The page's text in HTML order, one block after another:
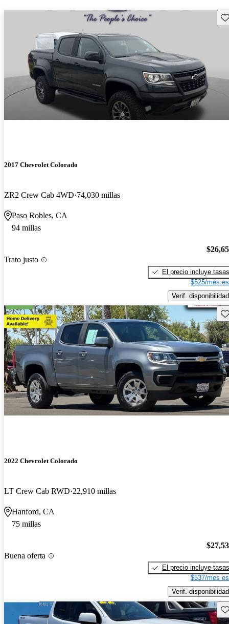
2017 Chevrolet Colorado
ZR2 Crew Cab 4WD 74,030 millas
Paso Robles, CA
94 millas
Trato justo
El precio incluye tasas
$525/mes
Verif. disponibilidad
2022 Chevrolet Colorado
LT Crew Cab RWD 22,910 millas
Hanford, CA
75 millas
Buena oferta
El precio incluye tasas
$537/mes
Verif. disponibilidad